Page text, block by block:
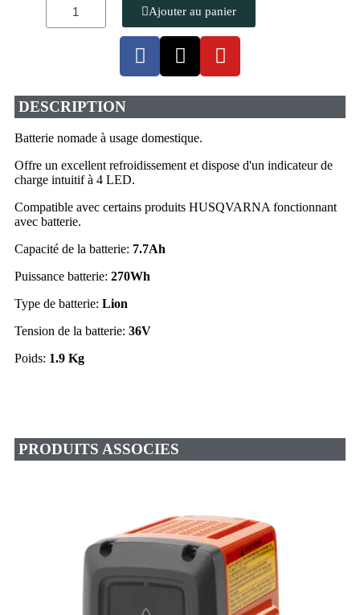
Ajouter au panier
DESCRIPTION
Batterie nomade à usage domestique.
Offre un excellent refroidissement et dispose d'un indicateur de
charge intuitif à 4 LED.
Compatible avec certains produits HUSQVARNA fonctionnant
avec batterie.
Capacité de la batterie: 7.7Ah
Puissance batterie: 270Wh
Type de batterie: Lion
Tension de la batterie: 36V
Poids: 1.9 Kg
PRODUITS ASSOCIES